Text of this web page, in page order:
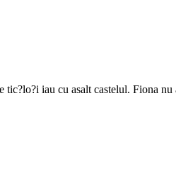
iau cu asalt castelul. Fiona